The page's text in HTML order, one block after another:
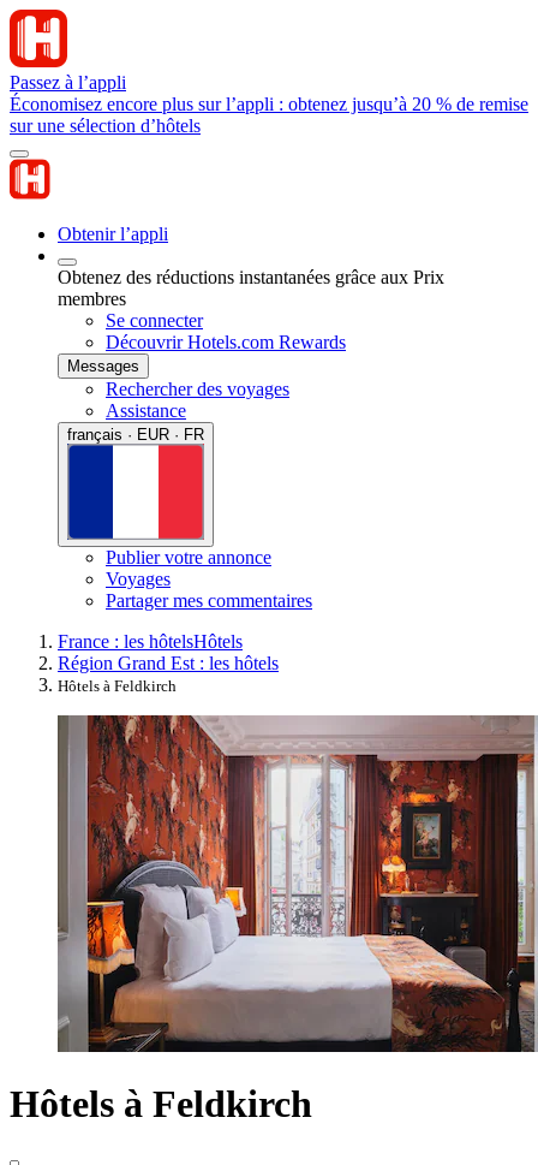
Passez à l’appli
Économisez encore plus sur l’appli : obtenez jusqu’à 20 % de remise
sur une sélection d’hôtels
Obtenir l’appli
Obtenez des réductions instantanées grâce aux Prix
membres
Se connecter
Découvrir Hotels.com Rewards
Messages
Rechercher des voyages
Assistance
français · EUR · FR
Publier votre annonce
Voyages
Partager mes commentaires
France : les hôtelsHôtels
Région Grand Est : les hôtels
Hôtels à Feldkirch
Hôtels à Feldkirch